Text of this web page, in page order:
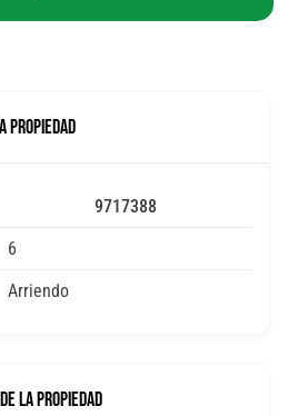
PROPIEDAD
9717388
6
Arriendo
LA PROPIEDAD